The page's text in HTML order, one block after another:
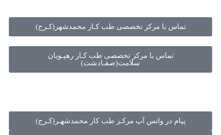
تماس با مرکز تخصصی طب کـار محمدشهر(کـرج)
تماس با مرکز تخصصی طب کـار رهپـویان
سلامت(صفـادشت)
پیام در واتس آپ مرکـز طب کار محمدشهـر(کـرج)